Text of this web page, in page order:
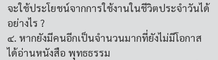
จะใช้ประโยชน์จากการใช้งานในชีวิตประจำวันได้
อย่างไร ?
๔. หากยังมีคนอีกเป็นจำนวนมากที่ยังไม่มีโอกาส
ได้อ่านหนังสือ พุทธธรรม